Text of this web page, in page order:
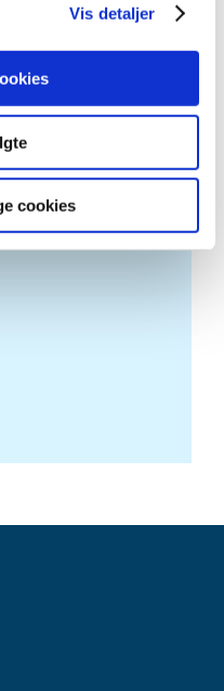
Vis detaljer
cookies